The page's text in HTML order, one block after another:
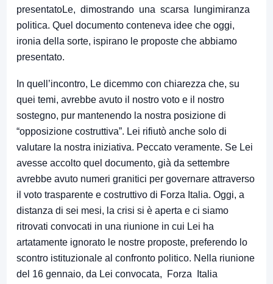
presentatoLe, dimostrando una scarsa lungimiranza
politica. Quel documento conteneva idee che oggi,
ironia della sorte, ispirano le proposte che abbiamo
presentato.
In quell’incontro, Le dicemmo con chiarezza che, su
quei temi, avrebbe avuto il nostro voto e il nostro
sostegno, pur mantenendo la nostra posizione di
“opposizione costruttiva”. Lei rifiutò anche solo di
valutare la nostra iniziativa. Peccato veramente. Se Lei
avesse accolto quel documento, già da settembre
avrebbe avuto numeri granitici per governare attraverso
il voto trasparente e costruttivo di Forza Italia. Oggi, a
distanza di sei mesi, la crisi si è aperta e ci siamo
ritrovati convocati in una riunione in cui Lei ha
artatamente ignorato le nostre proposte, preferendo lo
scontro istituzionale al confronto politico. Nella riunione
del 16 gennaio, da Lei convocata, Forza Italia